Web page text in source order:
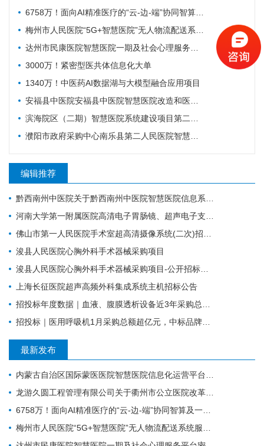
6758万！面向AI精准医疗的“云-边-端”协同智算及一体化赋能平台建设项目
梅州市人民医院“5G+智慧医院”无人物流配送系统服务采购项目招标公告
达州市民康医院智慧医院一期及社会心理服务平台密码应用改造项目(二次)招标公告
3000万！紧密型医共体信息化大单
1340万！中医药AI数据湖与大模型融合应用项目
安福县中医院安福县中医院智慧医院改造和医共体对接项目采购实行单一来源采购方式的公示
滨海院区（二期）智慧医院系统建设项目第二阶段重症、麻醉建设公开招标招标公告
濮阳市政府采购中心南乐县第二人民医院智慧医院及医疗设备采购项目（二次）公开招标公告
编辑推荐
黔西南州中医院关于黔西南州中医院智慧医院信息系统标准化建设支撑硬件采购项目的公开招标公告
河南大学第一附属医院高清电子胃肠镜、超声电子支气管镜系统项目
佛山市第一人民医院手术室超高清摄像系统(二次)招标公告
浚县人民医院心胸外科手术器械采购项目
浚县人民医院心胸外科手术器械采购项目-公开招标公告
上海长征医院超声高频外科集成系统主机招标公告
招投标年度数据｜血液、腹膜透析设备近3年采购总额38.7亿元，年均增长约4亿元
招投标｜医用呼吸机1月采购总额超亿元，中标品牌达45家
最新发布
内蒙古自治区国际蒙医医院智慧医院信息化运营平台建设项目招标公告
龙游久圆工程管理有限公司关于衢州市公立医院改革与高质量发展示范项目-龙游县智慧医院建设项目的公开招标公告
6758万！面向AI精准医疗的“云-边-端”协同智算及一体化赋能平台建设项目
梅州市人民医院“5G+智慧医院”无人物流配送系统服务采购项目招标公告